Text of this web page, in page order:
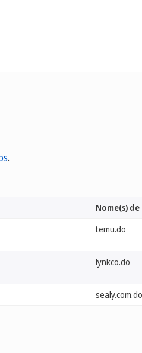
.
Nome(s)
temu.do
lynkco.do
sealy.com.do